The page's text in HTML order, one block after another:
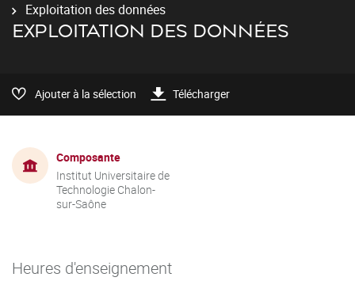
Exploitation des données
EXPLOITATION DES DONNÉES
Ajouter à la sélection Télécharger
Composante
Institut Universitaire de
Technologie Chalon-
sur-Saône
Heures d'enseignement